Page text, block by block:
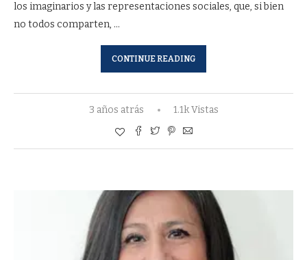
los imaginarios y las representaciones sociales, que, si bien
no todos comparten, …
CONTINUE READING
3 años atrás 1.1k Vistas